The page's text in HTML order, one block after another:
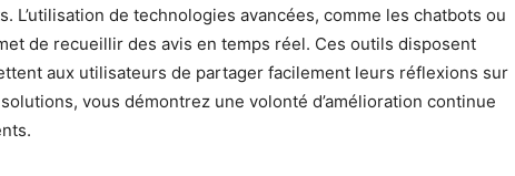
L’utilisation de technologies avancées, comme les chatbots ou
de recueillir des avis en temps réel. Ces outils disposent
aux utilisateurs de partager facilement leurs réflexions sur
vous démontrez une volonté d’amélioration continue